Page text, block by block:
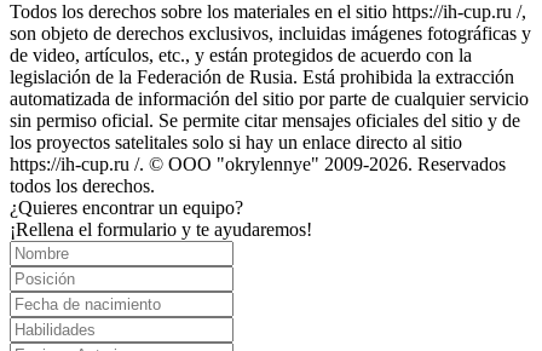
Todos los derechos sobre los materiales en el sitio https://ih-cup.ru /,
son objeto de derechos exclusivos, incluidas imágenes fotográficas y
de video, artículos, etc., y están protegidos de acuerdo con la
legislación de la Federación de Rusia. Está prohibida la extracción
automatizada de información del sitio por parte de cualquier servicio
sin permiso oficial. Se permite citar mensajes oficiales del sitio y de
los proyectos satelitales solo si hay un enlace directo al sitio
https://ih-cup.ru /. © OOO "okrylennye" 2009-2026. Reservados
todos los derechos.
¿Quieres encontrar un equipo?
¡Rellena el formulario y te ayudaremos!